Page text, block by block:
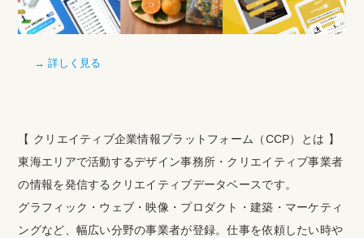
→ 詳しく見る
【 クリエイティブ企業情報プラットフォーム（CCP）とは 】
東海エリアで活動するデザイン事務所・クリエイティブ事業者
の情報を発信するクリエイティブデータベースです。
グラフィック・ウェブ・映像・プロダクト・建築・マーケティ
ングなど、幅広い分野の事業者が登録。仕事を依頼したい時や